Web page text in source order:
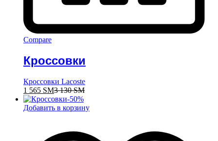
Compare
Кроссовки
Кроссовки Lacoste
1 565 ЅМ3 130ЅМ
-50%
Добавить в корзину